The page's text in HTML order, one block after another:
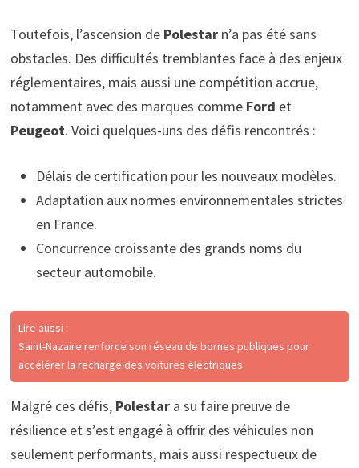
Toutefois, l’ascension de Polestarn’a pas été sans
obstacles. Des difficultés tremblantes face à des enjeux
réglementaires, mais aussi une compétition accrue,
notamment avec des marques comme Ford et
Peugeot. Voici quelques-uns des défis rencontrés :
Délais de certification pour les nouveaux modèles.
Adaptation aux normes environnementales strictes
en France.
Concurrence croissante des grands noms du
secteur automobile.
Lire aussi :
Saint-Nazaire renforce son réseau de bornes publiques pour
accélérer la recharge des voitures électriques
Malgré ces défis, Polestara su faire preuve de
résilience et s’est engagé à offrir des véhicules non
seulement performants, mais aussi respectueux de